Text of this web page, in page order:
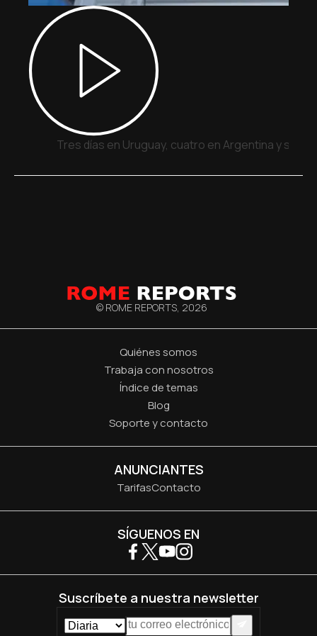
Tres días en Uruguay, cuatro en Argentina y
© ROME REPORTS, 2026
Quiénes somos
Trabaja con nosotros
Índice de temas
Blog
Soporte y contacto
ANUNCIANTES
TarifasContacto
SÍGUENOS EN
Suscríbete a nuestra newsletter